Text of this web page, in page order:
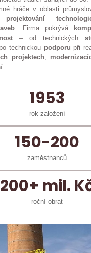
hráče v oblasti
projektování
. Firma pokrývá
– od technických
technickou podporu při
projektech,
1953
rok založení
150-200
zaměstnanců
200+ mil.
roční obrat